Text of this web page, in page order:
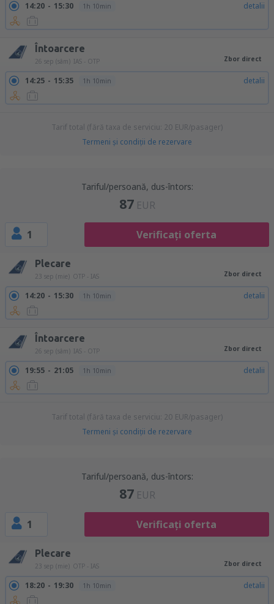
14:20 15:30 1h 10min detalii
Întoarcere
26 sep (sâm) IAS - OTP Zbor direct
14:25 15:35 1h 10min detalii
Tarif total (fără taxa de serviciu: 20 EUR/pasager)
Termeni şi condiţii de rezervare
Tariful/persoană, dus-întors:
87 EUR
1 Verificați oferta
Plecare
23 sep (mie) OTP - IAS Zbor direct
14:20 15:30 1h 10min detalii
Întoarcere
26 sep (sâm) IAS - OTP Zbor direct
19:55 21:05 1h 10min detalii
Tarif total (fără taxa de serviciu: 20 EUR/pasager)
Termeni şi condiţii de rezervare
Tariful/persoană, dus-întors:
87 EUR
1 Verificați oferta
Plecare
23 sep (mie) OTP - IAS Zbor direct
18:20 19:30 1h 10min detalii